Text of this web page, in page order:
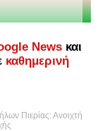
News και
καθημερινή
Πιερίας: Ανοιχτή